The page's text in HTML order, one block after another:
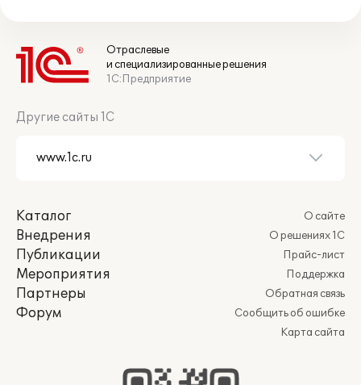
Отраслевые
и специализированные решения
1С:Предприятие
Другие сайты 1С
Каталог
Внедрения
Публикации
Мероприятия
Партнеры
Форум
О сайте
О решениях 1С
Прайс-лист
Поддержка
Обратная связь
Сообщить об ошибке
Карта сайта